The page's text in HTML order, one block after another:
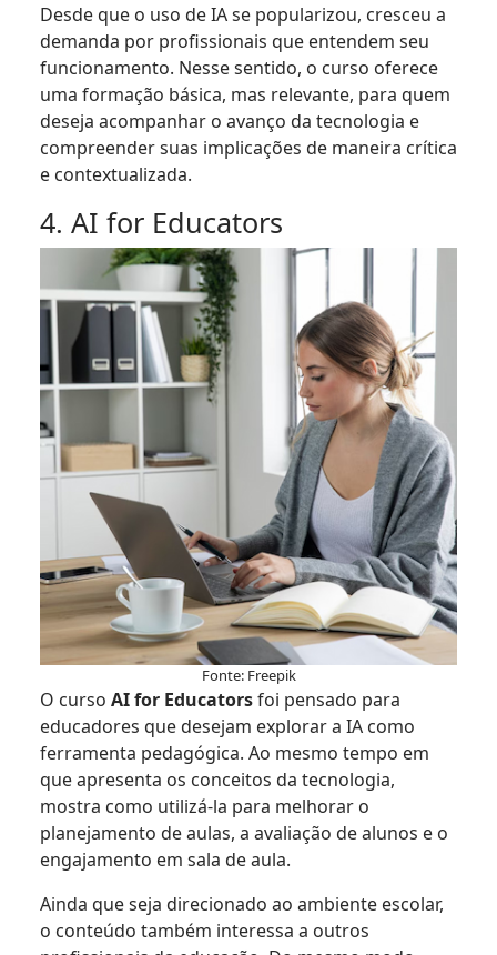
Desde que o uso de IA se popularizou, cresceu a
demanda por profissionais que entendem seu
funcionamento. Nesse sentido, o curso oferece
uma formação básica, mas relevante, para quem
deseja acompanhar o avanço da tecnologia e
compreender suas implicações de maneira crítica
e contextualizada.
4. AI for Educators
Fonte: Freepik
O curso AI for Educatorsfoi pensado para
educadores que desejam explorar a IA como
ferramenta pedagógica. Ao mesmo tempo em
que apresenta os conceitos da tecnologia,
mostra como utilizá-la para melhorar o
planejamento de aulas, a avaliação de alunos e o
engajamento em sala de aula.
Ainda que seja direcionado ao ambiente escolar,
o conteúdo também interessa a outros